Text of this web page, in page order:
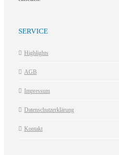
SERVICE
Highlights
AGB
Impressum
Datenschutzerklärung
Kontakt